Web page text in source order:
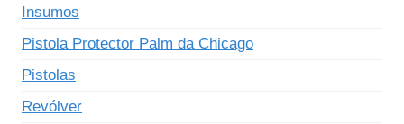
Insumos
Pistola Protector Palm da Chicago
Pistolas
Revólver